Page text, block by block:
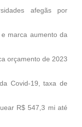
afegãs por
marca aumento da
orçamento de 2023
Covid-19, taxa de
R$ 547,3 mi até